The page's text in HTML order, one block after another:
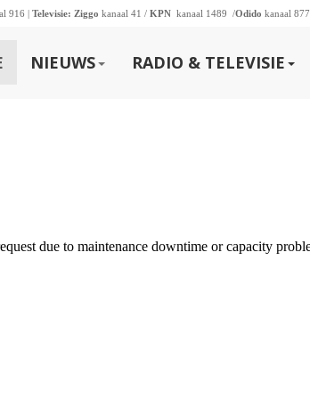
916 | Televisie: Ziggo kanaal 41 / KPN kanaal 1489 /Odido kanaal 877
NIEUWS RADIO & TELEVISIE